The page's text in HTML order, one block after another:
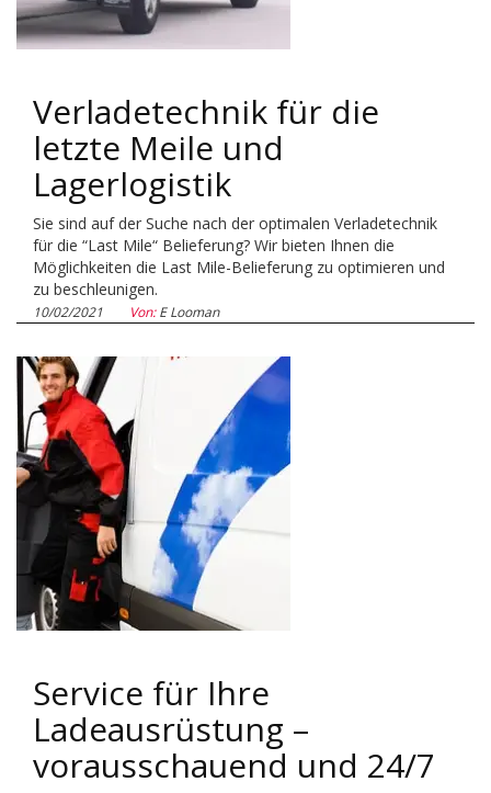
Verladetechnik für die
letzte Meile und
Lagerlogistik
Sie sind auf der Suche nach der optimalen Verladetechnik
für die “Last Mile“ Belieferung? Wir bieten Ihnen die
Möglichkeiten die Last Mile-Belieferung zu optimieren und
zu beschleunigen.
10/02/2021 Von:E Looman
Service für Ihre
Ladeausrüstung –
vorausschauend und 24/7